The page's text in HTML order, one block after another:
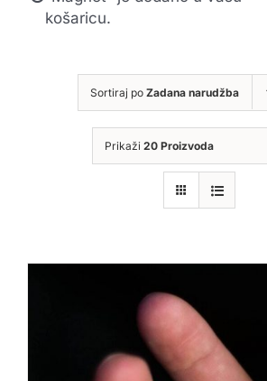
košaricu.
Sortiraj po Zadana narudžba
Prikaži 20 Proizvoda